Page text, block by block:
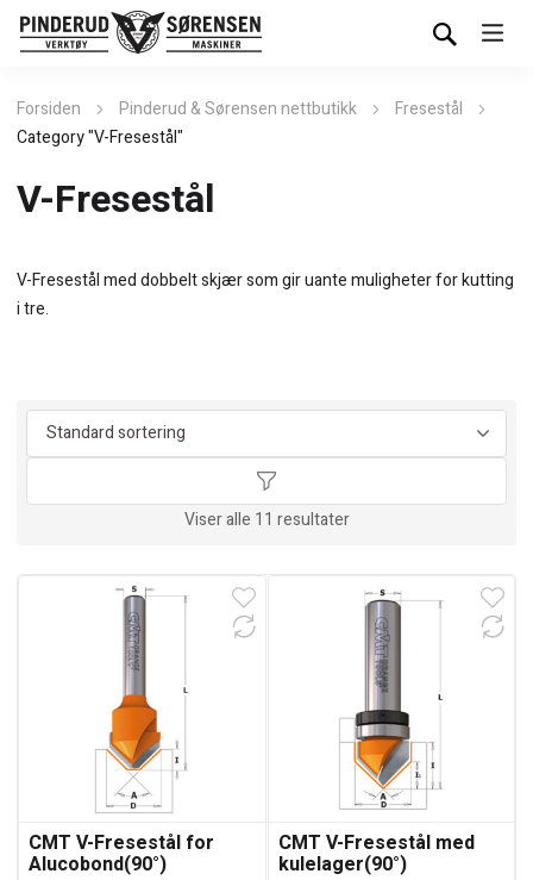
Forsiden Pinderud & Sørensen nettbutikk
Fresestål
Category "V-Fresestål"
V-Fresestål
V-Fresestål med dobbelt skjær som gir uante muligheter for kutting
i tre.
Viser alle 11 resultater
CMT V-Fresestål for
Alucobond(90°)
CMT V-Fresestål med
kulelager(90°)